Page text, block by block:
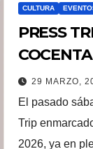
CULTURA
PRESS
29 MARZO,
El pasado
Trip
2026, ya en